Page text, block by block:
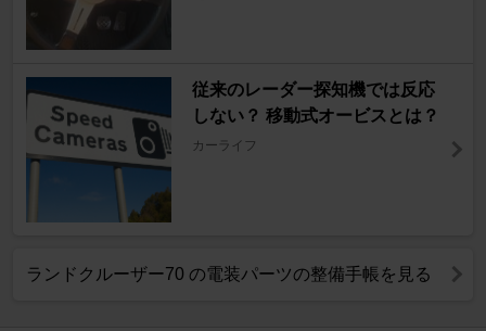
従来のレーダー探知機では反応
しない？ 移動式オービスとは？
カーライフ
ランドクルーザー70 の電装パーツの整備手帳を見る